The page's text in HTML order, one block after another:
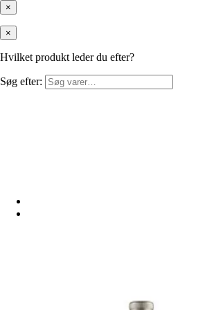
×
×
Hvilket produkt leder du efter?
Søg efter: